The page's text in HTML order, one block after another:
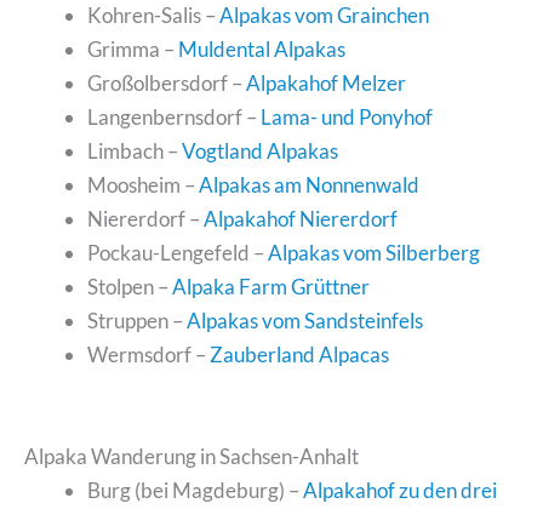
Kohren-Salis –Alpakas vom Grainchen
Grimma – Muldental Alpakas
Großolbersdorf –Alpakahof Melzer
Langenbernsdorf – Lama- und Ponyhof
Limbach –Vogtland Alpakas
Moosheim –Alpakas am Nonnenwald
Niererdorf –Alpakahof Niererdorf
Pockau-Lengefeld –Alpakas vom Silberberg
Stolpen –Alpaka Farm Grüttner
Struppen –Alpakas vom Sandsteinfels
Wermsdorf – Zauberland Alpacas
Alpaka Wanderung in Sachsen-Anhalt
Burg (bei Magdeburg) –Alpakahof zu den drei